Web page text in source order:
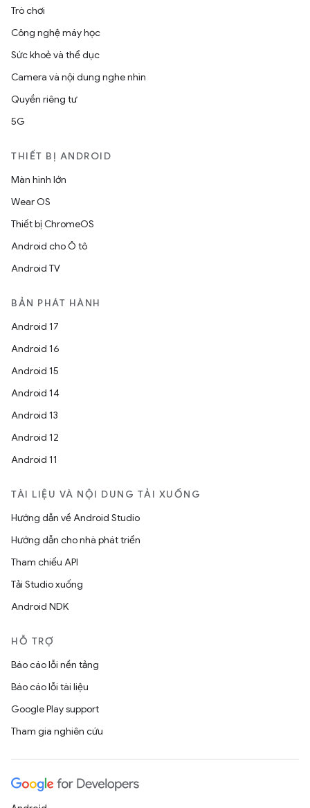
Trò chơi
Công nghệ máy học
Sức khoẻ và thể dục
Camera và nội dung nghe nhìn
Quyền riêng tư
5G
THIẾT BỊ ANDROID
Màn hình lớn
Wear OS
Thiết bị ChromeOS
Android cho Ô tô
Android TV
BẢN PHÁT HÀNH
Android 17
Android 16
Android 15
Android 14
Android 13
Android 12
Android 11
TÀI LIỆU VÀ NỘI DUNG TẢI XUỐNG
Hướng dẫn về Android Studio
Hướng dẫn cho nhà phát triển
Tham chiếu API
Tải Studio xuống
Android NDK
HỖ TRỢ
Báo cáo lỗi nền tảng
Báo cáo lỗi tài liệu
Google Play support
Tham gia nghiên cứu